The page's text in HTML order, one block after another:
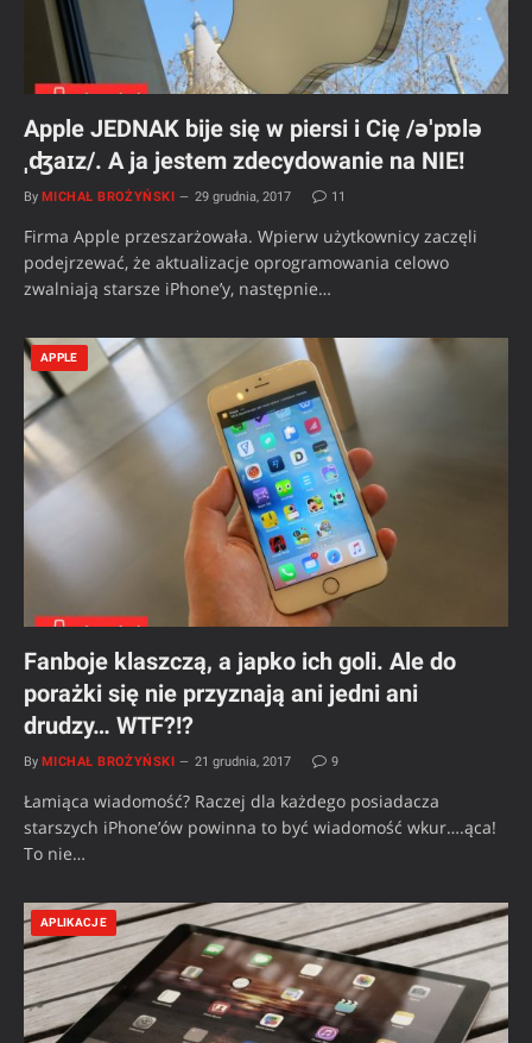
Apple JEDNAK bije się w piersi i Cię /əˈpɒlə
ˌʤaɪz/. A ja jestem zdecydowanie na NIE!
By MICHAŁ BROŻYŃSKI 29 grudnia, 2017 11
Firma Apple przeszarżowała. Wpierw użytkownicy zaczęli
podejrzewać, że aktualizacje oprogramowania celowo
zwalniają starsze iPhone’y, następnie…
APPLE
Fanboje klaszczą, a japko ich goli. Ale do
porażki się nie przyznają ani jedni ani
drudzy… WTF?!?
By MICHAŁ BROŻYŃSKI 21 grudnia, 2017 9
Łamiąca wiadomość? Raczej dla każdego posiadacza
starszych iPhone’ów powinna to być wiadomość wkur….ąca!
To nie…
APLIKACJE